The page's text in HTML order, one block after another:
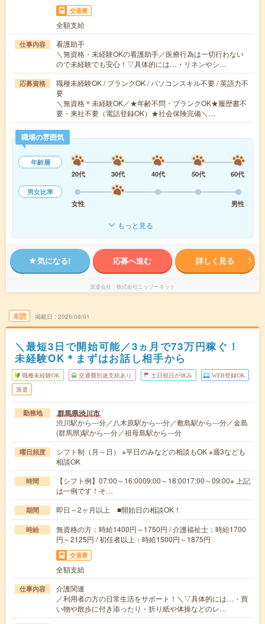
交通費
全額支給
仕事内容
看護助手
＼無資格・未経験OKの看護助手／医療行為は一切行わない
ので未経験でも安心！▽具体的には…・リネンやシ…
応募資格
職種未経験OK / ブランクOK / パソコンスキル不要 / 英語力不
要
＼無資格＊未経験OK／★年齢不問・ブランクOK★履歴書不
要・来社不要（電話登録OK）★社会保険完備＼…
職場の雰囲気
年齢層
20代
30代 40代 50代
60代
男女比率
女性
男性
もっと見る
気になる! 応募へ進む 詳しく見る
派遣会社 株式会社ニッソーネット
未読 掲載日 2026/08/01
＼最短3日で開始可能／3ヵ月で73万円稼ぐ！
未経験OK＊まずはお話し相手から
職種未経験OK 交通費別途支給あり 土日祝日が休み WEB登録OK
派遣
勤務地 群馬県渋川市
渋川駅から---分／八木原駅から---分／敷島駅から---分／金島
(群馬県)駅から---分／祖母島駅から---分
曜日頻度
シフト制（月～日） ※平日のみなどの相談もOK ※週3なども
相談OK
時間
【シフト例】07:00～16:0009:00～18:0017:00～09:00※ 上記
は一例です！そ…
期間 即日～2ヶ月以上 ■開始日の相談OK！
時給
無資格の方：時給1400円～1750円 / 介護福祉士：時給1700
円～2125円 / 初任者以上：時給1500円～1875円
交通費
全額支給
仕事内容
介護関連
／利用者の方の日常生活をサポート！＼▽具体的には…・買
い物や散歩に付き添ったり・折り紙や体操などのレ…